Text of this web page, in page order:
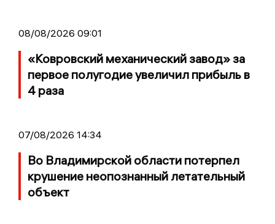
08/08/2026 09:01
«Ковровский механический завод» за
первое полугодие увеличил прибыль в
4 раза
07/08/2026 14:34
Во Владимирской области потерпел
крушение неопознанный летательный
объект